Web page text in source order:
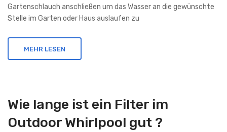
Gartenschlauch anschließen um das Wasser an die gewünschte
Stelle im Garten oder Haus auslaufen zu
MEHR LESEN
Wie lange ist ein Filter im
Outdoor Whirlpool gut ?